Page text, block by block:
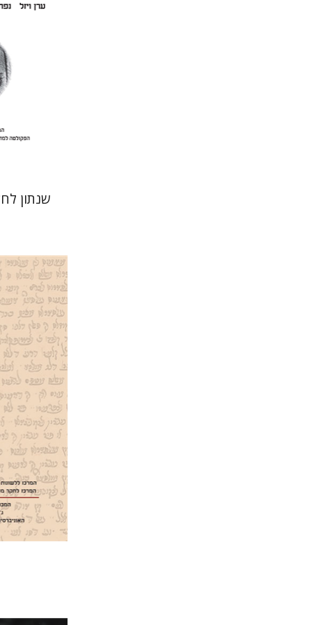
שנתון
דוד מ'